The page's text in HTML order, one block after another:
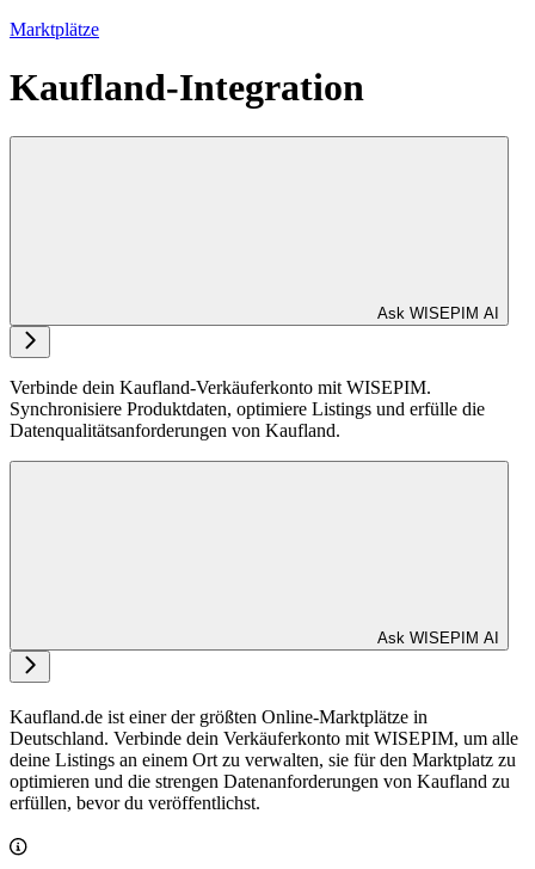
Marktplätze
Kaufland-Integration
Ask WISEPIM AI
Verbinde dein Kaufland-Verkäuferkonto mit WISEPIM.
Synchronisiere Produktdaten, optimiere Listings und erfülle die
Datenqualitätsanforderungen von Kaufland.
Ask WISEPIM AI
Kaufland.de ist einer der größten Online-Marktplätze in
Deutschland. Verbinde dein Verkäuferkonto mit WISEPIM, um alle
deine Listings an einem Ort zu verwalten, sie für den Marktplatz zu
optimieren und die strengen Datenanforderungen von Kaufland zu
erfüllen, bevor du veröffentlichst.